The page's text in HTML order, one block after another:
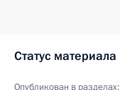
Статус материала
Опубликован в разделах: